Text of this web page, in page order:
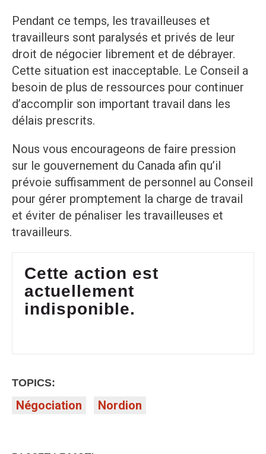
Pendant ce temps, les travailleuses et
travailleurs sont paralysés et privés de leur
droit de négocier librement et de débrayer.
Cette situation est inacceptable. Le Conseil a
besoin de plus de ressources pour continuer
d’accomplir son important travail dans les
délais prescrits.
Nous vous encourageons de faire pression
sur le gouvernement du Canada afin qu’il
prévoie suffisamment de personnel au Conseil
pour gérer promptement la charge de travail
et éviter de pénaliser les travailleuses et
travailleurs.
Cette action est
actuellement
indisponible.
TOPICS:
Négociation Nordion